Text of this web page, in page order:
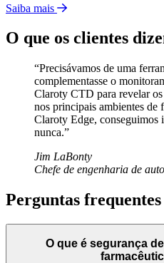
Saiba mais
O que os clientes
“Precisávamos de uma
complementasse o
Claroty CTD para revelar
nos principais ambientes de
Claroty Edge, conseguimos
nunca.”
Jim LaBonty
Chefe de engenharia de
Perguntas frequentes
O que é segurança